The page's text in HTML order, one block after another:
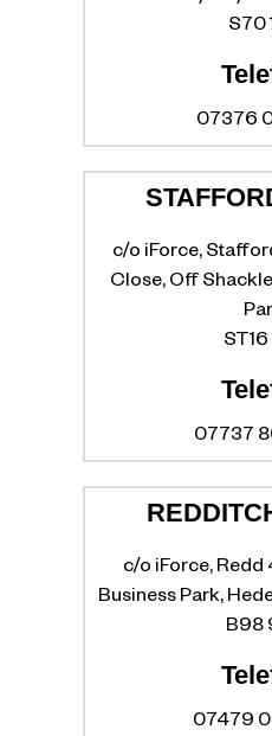
S70
07376
c/o iForce,
Close, Off
ST16
07737
c/o iForce, Redd
Business Park,
B98
07479